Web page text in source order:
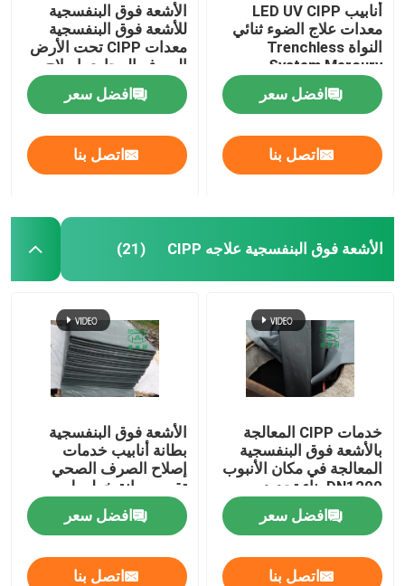
أنابيب LED UV CIPP
معدات علاج الضوء ثنائي
النواة Trenchless
System Mercury
Technology
افضل سعر
اتصل بنا
الأشعة فوق البنفسجية
للأشعة فوق البنفسجية
معدات CIPP تحت الأرض
الصرف المجاري إصلاح
خط أنابيب الصرف
افضل سعر
اتصل بنا
الأشعة فوق البنفسجية علاجه CIPP (21)
خدمات CIPP المعالجة
بالأشعة فوق البنفسجية
المعالجة في مكان الأنبوب
DN1200 بناء تجديد
المجاري
افضل سعر
اتصل بنا
الأشعة فوق البنفسجية
بطانة أنابيب خدمات
إصلاح الصرف الصحي
تقييم صيانة خطوط
الأنابيب البلدية
افضل سعر
اتصل بنا